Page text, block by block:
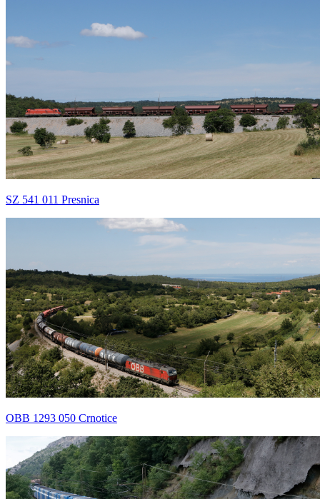
SZ 541 011 Presnica
OBB 1293 050 Crnotice